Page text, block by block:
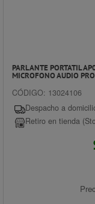
PARLANTE PORTATIL
MICROFONO AUDIO PRO
CÓDIGO: 13024106
Despacho a
Retiro en tienda